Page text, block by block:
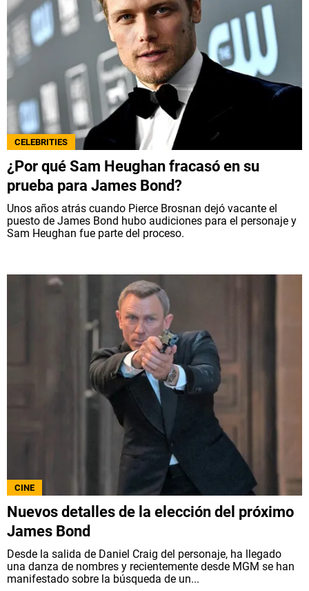
CELEBRITIES
¿Por qué Sam Heughan fracasó en su
prueba para James Bond?
Unos años atrás cuando Pierce Brosnan dejó vacante el
puesto de James Bond hubo audiciones para el personaje y
Sam Heughan fue parte del proceso.
CINE
Nuevos detalles de la elección del próximo
James Bond
Desde la salida de Daniel Craig del personaje, ha llegado
una danza de nombres y recientemente desde MGM se han
manifestado sobre la búsqueda de un...